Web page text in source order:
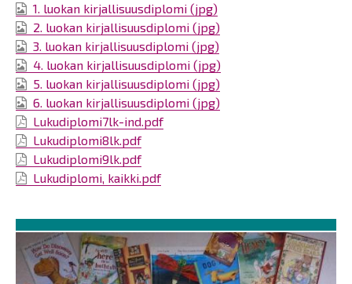
1. luokan kirjallisuusdiplomi (jpg)
2. luokan kirjallisuusdiplomi (jpg)
3. luokan kirjallisuusdiplomi (jpg)
4. luokan kirjallisuusdiplomi (jpg)
5. luokan kirjallisuusdiplomi (jpg)
6. luokan kirjallisuusdiplomi (jpg)
Lukudiplomi7lk-ind.pdf
Lukudiplomi8lk.pdf
Lukudiplomi9lk.pdf
Lukudiplomi, kaikki.pdf